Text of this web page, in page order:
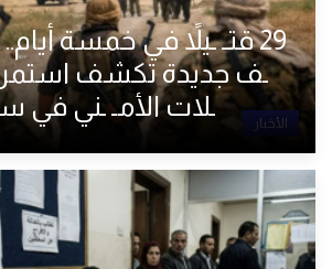
الأخبار
29 قتـ ـيلاً في خمسة
ـف جديدة تكشف استمرار
ـلات الأمـ ـني في